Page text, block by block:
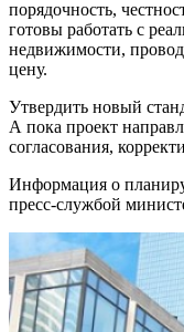
порядочность,
готовы работать с
недвижимости,
цену.
Утвердить новый
А пока проект
согласования,
Информация о
пресс-службой